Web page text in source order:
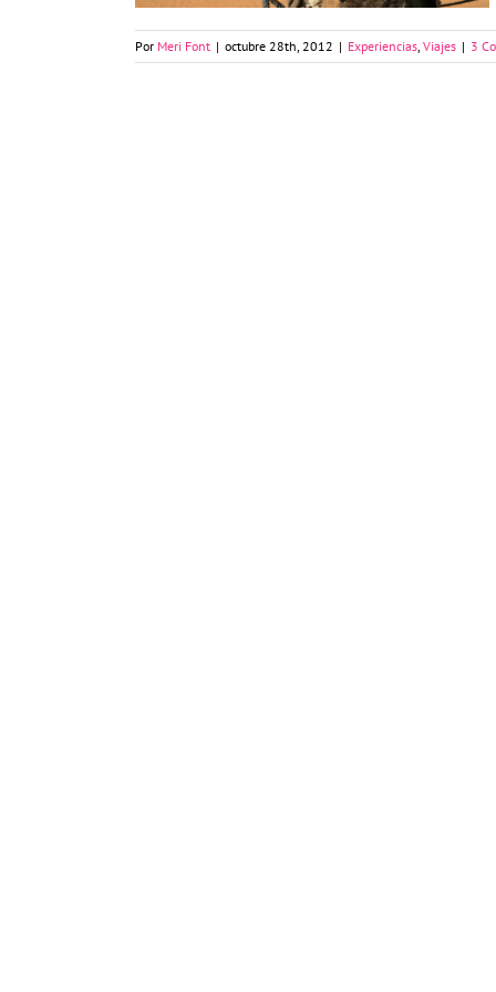
Por Meri Font | octubre 28th, 2012 | Experiencias, Viajes | 3